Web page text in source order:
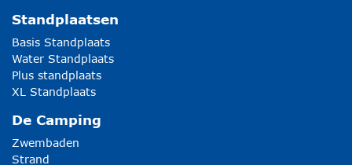
Standplaatsen
Basis Standplaats
Water Standplaats
Plus standplaats
XL Standplaats
De Camping
Zwembaden
Strand